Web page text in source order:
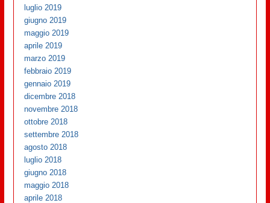
luglio 2019
giugno 2019
maggio 2019
aprile 2019
marzo 2019
febbraio 2019
gennaio 2019
dicembre 2018
novembre 2018
ottobre 2018
settembre 2018
agosto 2018
luglio 2018
giugno 2018
maggio 2018
aprile 2018